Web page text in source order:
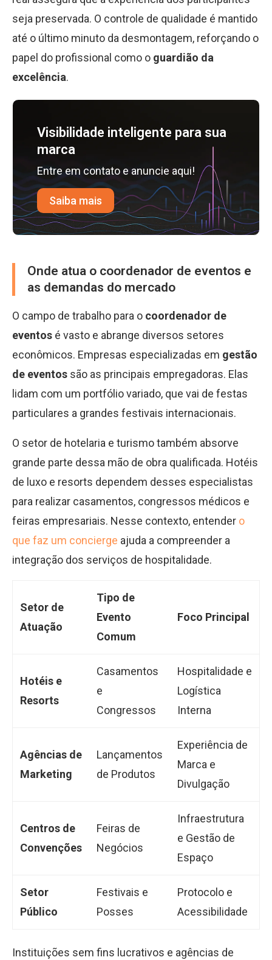
seja preservada. O controle de qualidade é mantido
até o último minuto da desmontagem, reforçando o
papel do profissional como o guardião da
excelência.
Visibilidade inteligente para sua
marca
Entre em contato e anuncie aqui!
Saiba mais
Onde atua o coordenador de eventos e
as demandas do mercado
O campo de trabalho para o coordenador de
eventos é vasto e abrange diversos setores
econômicos. Empresas especializadas em gestão
de eventos são as principais empregadoras. Elas
lidam com um portfólio variado, que vai de festas
particulares a grandes festivais internacionais.
O setor de hotelaria e turismo também absorve
grande parte dessa mão de obra qualificada. Hotéis
de luxo e resorts dependem desses especialistas
para realizar casamentos, congressos médicos e
feiras empresariais. Nesse contexto, entender o
que faz um concierge ajuda a compreender a
integração dos serviços de hospitalidade.
Setor de
Atuação
Tipo de
Evento
Comum
Foco Principal
Hotéis e
Resorts
Casamentos
e
Congressos
Hospitalidade e
Logística
Interna
Agências de
Marketing
Lançamentos
de Produtos
Experiência de
Marca e
Divulgação
Centros de
Convenções
Feiras de
Negócios
Infraestrutura
e Gestão de
Espaço
Setor
Público
Festivais e
Posses
Protocolo e
Acessibilidade
Instituições sem fins lucrativos e agências de